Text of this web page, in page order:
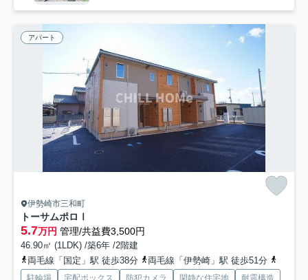
アパート
伊勢崎市三和町
トーサムポロⅠ
5.7万円 管理/共益費3,500円
46.90㎡ (1LDK) /築6年 /2階建
両毛線「国定」駅 徒歩38分
両毛線「伊勢崎」駅 徒歩51分
駐輪場 宅配ボックス 防犯カメラ 閑静な住宅地 耐震構造